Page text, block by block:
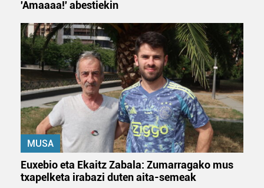
zure baimena Cookieen adierazpenean.
Webgune honek cookie propioak eta hirugarrenen cookie-
fitxategiak erabiltzen ditu. Zure esperientzia eta
zerbitzuak hobetzeko asmoz, cookie teknologiaz
baliatzen gara. Ohar hau onartuz gero, teknologia hori
erabiltzeko baimen esplizitua ematen diguzu.Gehiago
irakurri
'Amaaaa!' abestiekin
MUSA
Euxebio eta Ekaitz Zabala: Zumarragako mus
txapelketa irabazi duten aita-semeak